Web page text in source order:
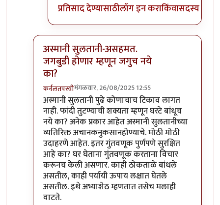
प्रतिसाद देण्यासाठीलॉग इन कराकिंवासदस्य व्हा
अस्मानी सुलतानी-असहमत.
जगबुडी होणार म्हणून जगुच नये
का?
कर्नलतपस्वीमंगळवार, 26/08/2025 12:55
In reply toअसहमतbyराजेंद्र मेहेंदळे
अस्मानी सुलतानी पुढे कोणाचाच टिकाव लागत
नाही. फांदी तुटण्याची शक्यता म्हणून घरटे बांधूच
नये का? अनेक प्रकार आहेत अस्मानी सुलतानीच्या
व्यतिरिक्त अचानकनुकसानहोण्याचे. मोठी मोठी
उदाहरणे आहेत. इतर गुंतवणूक पुर्णपणे सुरक्षित
आहे का? घर घेताना गुंतवणूक करताना विचार
करूनच केली असणार. काही ठोकताळे बांधले
असतील, काही पर्यायी ऊपाय लक्षात घेतले
असतील. इथे अभ्याशेठ म्हणतात तसेच मलाही
वाटते.